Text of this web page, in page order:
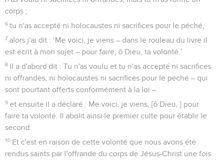
corps ;
6 tu n'as accepté ni holocaustes ni sacrifices pour le péché,
7 alors j'ai dit : ‘Me voici, je viens – dans le rouleau du livre il
est écrit à mon sujet – pour faire, ô Dieu, ta volonté.’
8 Il a d'abord dit : Tu n'as voulu et tu n'as accepté ni sacrifices
ni offrandes, ni holocaustes ni sacrifices pour le péché – qui
sont pourtant offerts conformément à la loi –
9 et ensuite il a déclaré : Me voici, je viens, [ô Dieu, ] pour
faire ta volonté. Il abolit ainsi le premier culte pour établir le
second.
10 Et c'est en raison de cette volonté que nous avons été
rendus saints par l'offrande du corps de Jésus-Christ une fois